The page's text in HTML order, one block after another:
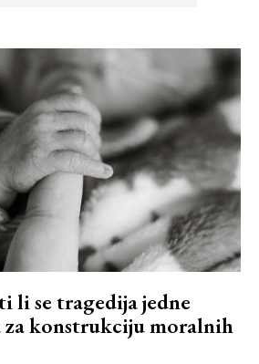
li se tragedija jedne
za konstrukciju moralnih